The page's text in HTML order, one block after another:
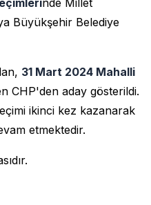
Büyükşehir Belediye
31 Mart 2024 Mahalli
CHP'den aday gösterildi.
ikinci kez kazanarak
etmektedir.